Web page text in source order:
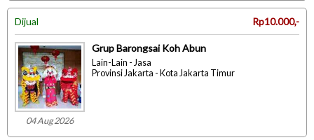
Dijual Rp10.000,-
04 Aug 2026
Grup Barongsai Koh Abun
Lain-Lain - Jasa
Provinsi Jakarta - Kota Jakarta Timur